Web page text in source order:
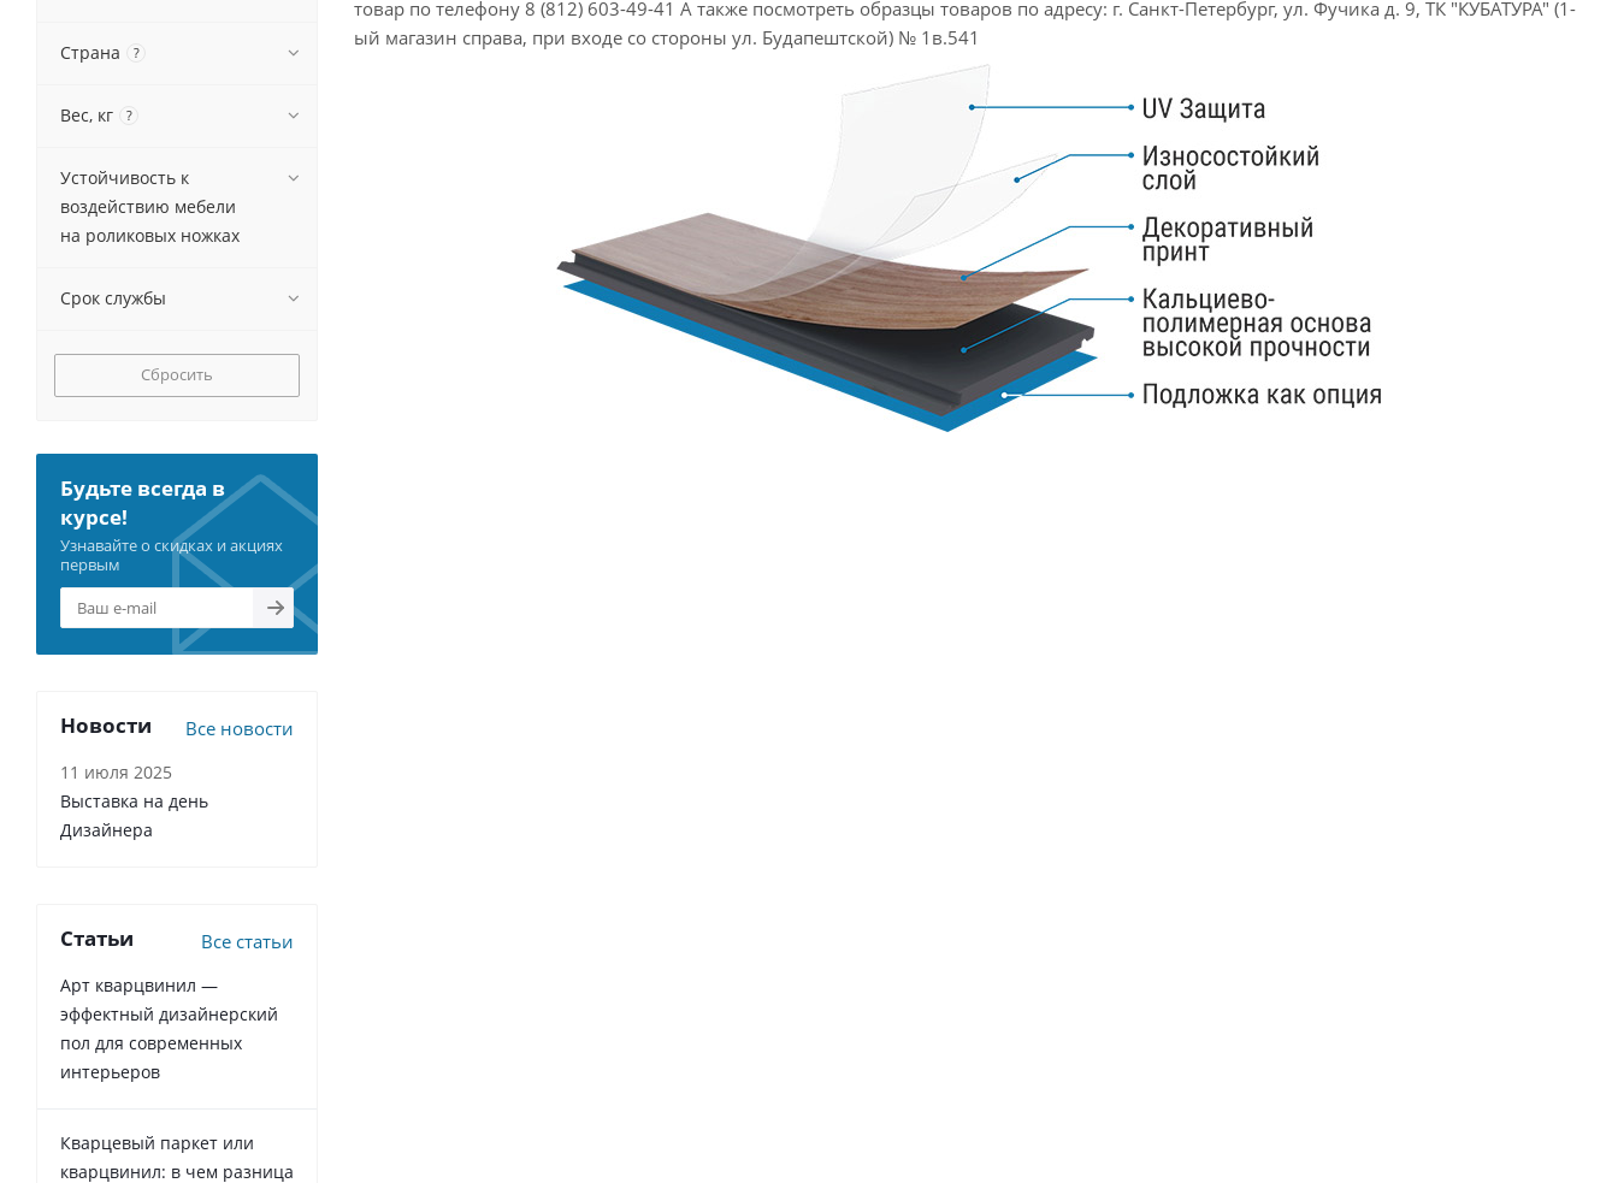
товар по телефону 8 (812) 603-49-41 А также посмотреть образцы товаров по адресу: г. Санкт-Петербург, ул. Фучика д. 9, ТК "КУБАТУРА" (1-
ый магазин справа, при входе со стороны ул. Будапештской) № 1в.541
Страна ?
Вес, кг ?
Устойчивость к
воздействию мебели
на роликовых ножках
Срок службы
Сбросить
Будьте всегда в
курсе!
Узнавайте о скидках и акциях
первым
Новости Все новости
11 июля 2025
Выставка на день
Дизайнера
Статьи Все статьи
Арт кварцвинил —
эффектный дизайнерский
пол для современных
интерьеров
Кварцевый паркет или
кварцвинил: в чем разница